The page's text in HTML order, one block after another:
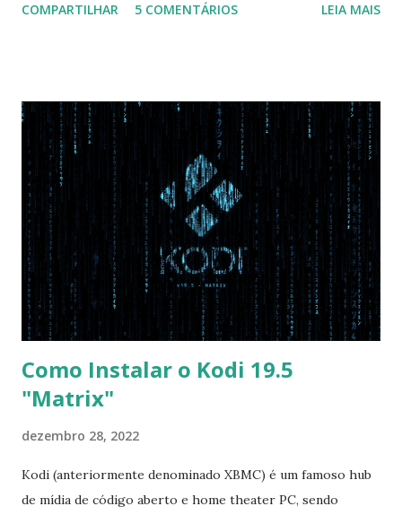
Na inicialização aperte F2 para acessar a BIOS e então faça
com Win, deixe essa opção no Auto ) Set AHCI Mode ->
Disabled USB S3 Wake-up -> Enabled Boot: Secure Boot ->
Disabled OS Mode Selection -> UEFI and CSM OS (Essa
opção garante boot com Win e Linux) Boot > Boot Priority
Order USB HDD: SATA CD: SATA HDD: Essa ordem de boot
vai garantir que ele tente primeiro o boot pela USB, depois
pelo CD e por último no HD. Apenas as opções acima são
as necessá...
COMPARTILHAR 5 COMENTÁRIOS LEIA MAIS
Como Instalar o Kodi 19.5
"Matrix"
dezembro 28, 2022
Kodi (anteriormente denominado XBMC) é um famoso hub
de mídia de código aberto e home theater PC, sendo